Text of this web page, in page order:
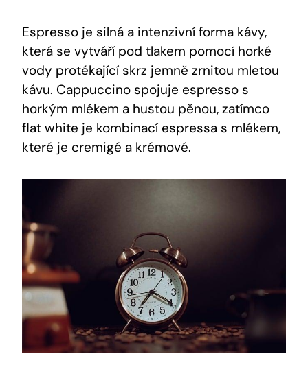
Espresso je silná a intenzivní forma kávy,
která se vytváří pod tlakem pomocí horké
vody protékající skrz jemně zrnitou mletou
kávu. Cappuccino spojuje espresso s
horkým mlékem a hustou pěnou, zatímco
flat white je kombinací espressa s mlékem,
které je cremigé a krémové.